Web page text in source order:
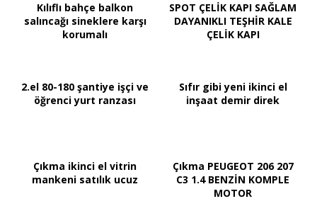
Kılıflı bahçe balkon
salıncağı sineklere karşı
korumalı
SPOT ÇELİK KAPI SAĞLAM
DAYANIKLI TEŞHİR KALE
ÇELİK KAPI
2.el 80-180 şantiye işçi ve
öğrenci yurt ranzası
Sıfır gibi yeni ikinci el
inşaat demir direk
Çıkma ikinci el vitrin
mankeni satılık ucuz
Çıkma PEUGEOT 206 207
C3 1.4 BENZİN KOMPLE
MOTOR